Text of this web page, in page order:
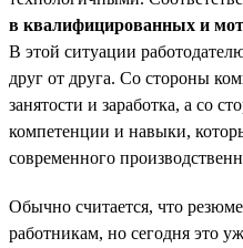
в квалифицированных и
В этой ситуации
друг от друга. Со стороны
занятости и заработка, а со
компетенции и навыки,
современного
Обычно считается, что
работникам, но сегодня это